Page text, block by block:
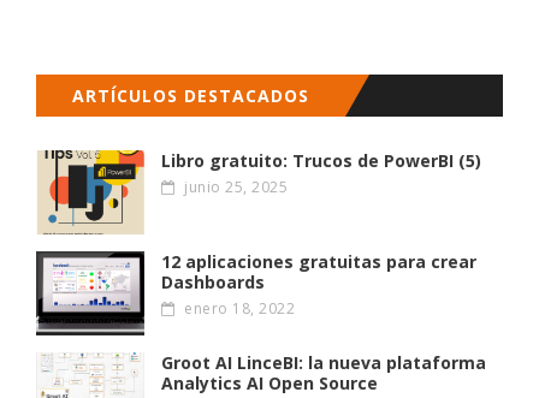
ARTÍCULOS DESTACADOS
Libro gratuito: Trucos de PowerBI (5)
junio 25, 2025
12 aplicaciones gratuitas para crear
Dashboards
enero 18, 2022
Groot AI LinceBI: la nueva plataforma
Analytics AI Open Source